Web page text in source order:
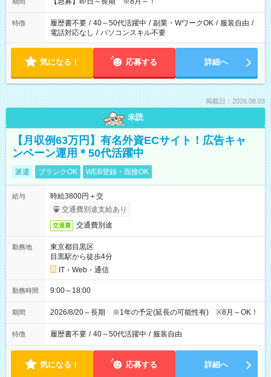
特徴 履歴書不要 / 40～50代活躍中 / 副業・WワークOK / 服装自由 /
電話対応なし / パソコンスキル不要
気になる！ 応募する 詳細へ
掲載日：2026.08.03
未読
【月収例63万円】有名外資ECサイト！広告キャ
ンペーン運用＊50代活躍中
派遣 ブランクOK WEB登録・面接OK
給与
時給3800円＋交
交通費別途支給あり
交通費 交通費別途
勤務地
東京都目黒区
目黒駅から徒歩4分
IT・Web・通信
勤務時間 9:00～18:00
期間 2026/8/20～長期 ※1年の予定(延長の可能性有) ※8月～OK！
特徴 履歴書不要 / 40～50代活躍中 / 服装自由
気になる！ 応募する 詳細へ